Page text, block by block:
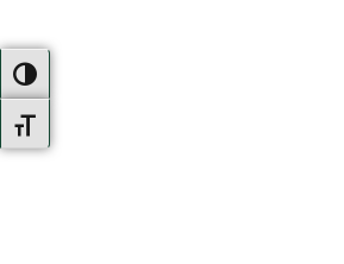
Alternar Alto Contraste
Alternar Tamaño De Letra